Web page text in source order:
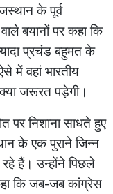
के पूर्व
वाले बयानों पर कहा कि
प्रचंड बहुमत के
में वहां भारतीय
क्या जरूरत पड़ेगी।
पर निशाना साधते हुए
के एक पुराने जिन्न
रहे हैं। उन्होंने पिछले
कि जब-जब कांग्रेस